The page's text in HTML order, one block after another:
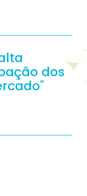
dos